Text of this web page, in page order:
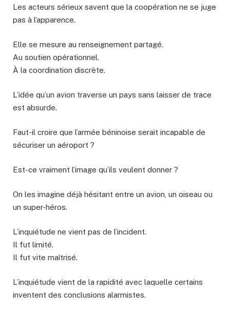
Les acteurs sérieux savent que la coopération ne se juge
pas à l’apparence.
Elle se mesure au renseignement partagé.
Au soutien opérationnel.
À la coordination discrète.
L’idée qu’un avion traverse un pays sans laisser de trace
est absurde.
Faut-il croire que l’armée béninoise serait incapable de
sécuriser un aéroport ?
Est-ce vraiment l’image qu’ils veulent donner ?
On les imagine déjà hésitant entre un avion, un oiseau ou
un super-héros.
L’inquiétude ne vient pas de l’incident.
Il fut limité.
Il fut vite maîtrisé.
L’inquiétude vient de la rapidité avec laquelle certains
inventent des conclusions alarmistes.